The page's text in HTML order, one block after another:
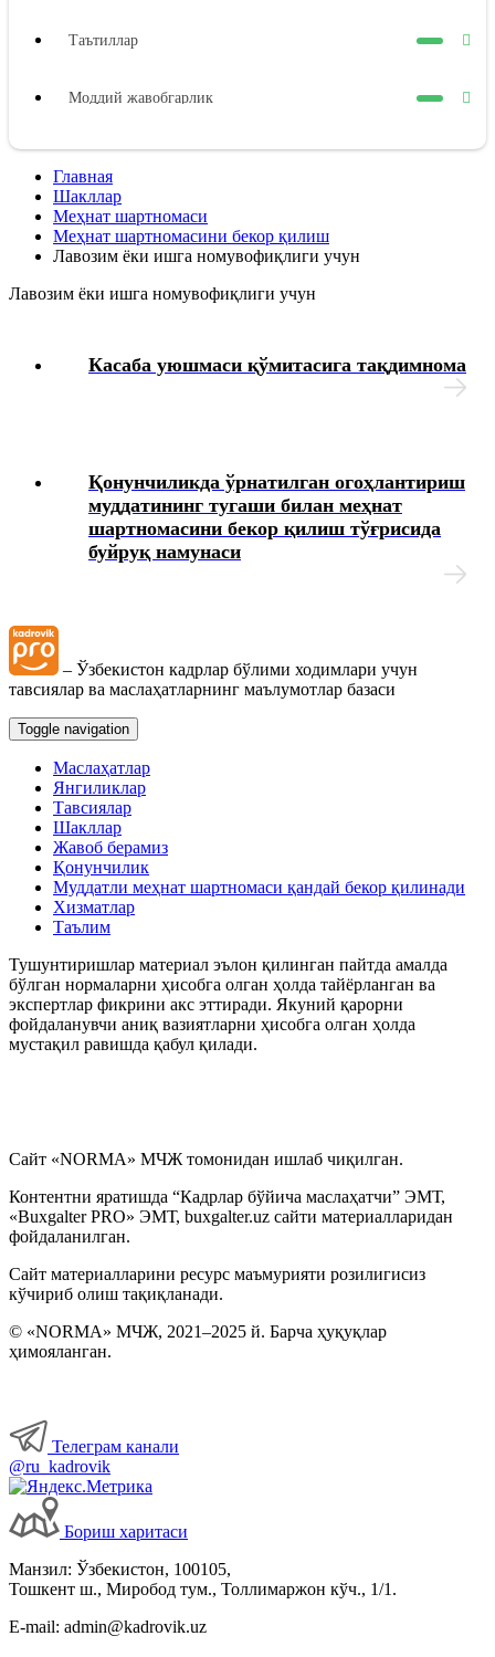
Таътиллар
Моддий жавобгарлик
Ходимнинг моддий жавобгарлиги
Интизомий жазо
Юридик масалалар
Чек-варақлар
Блок-диаграммалар
Главная
Шакллар
Меҳнат шартномаси
Меҳнат шартномасини бекор қилиш
Лавозим ёки ишга номувофиқлиги учун
Лавозим ёки ишга номувофиқлиги учун
Касаба уюшмаси қўмитасига тақдимнома
Қонунчиликда ўрнатилган огоҳлантириш
муддатининг тугаши билан меҳнат
шартномасини бекор қилиш тўғрисида
буйруқ намунаси
– Ўзбекистон кадрлар бўлими ходимлари учун
тавсиялар ва маслаҳатларнинг маълумотлар базаси
Toggle navigation
Маслаҳатлар
Янгиликлар
Тавсиялар
Шакллар
Жавоб берамиз
Қонунчилик
Муддатли меҳнат шартномаси қандай бекор қилинади
Хизматлар
Таълим
Тушунтиришлар материал эълон қилинган пайтда амалда
бўлган нормаларни ҳисобга олган ҳолда тайёрланган ва
экспертлар фикрини акс эттиради. Якуний қарорни
фойдаланувчи аниқ вазиятларни ҳисобга олган ҳолда
мустақил равишда қабул қилади.
Сайт «NORMA» МЧЖ томонидан ишлаб чиқилган.
Контентни яратишда “Кадрлар бўйича маслаҳатчи” ЭМТ,
«Buxgalter PRO» ЭМТ, buxgalter.uz сайти материалларидан
фойдаланилган.
Сайт материалларини ресурс маъмурияти розилигисиз
кўчириб олиш тақиқланади.
© «NORMA» МЧЖ, 2021–2025 й. Барча ҳуқуқлар
ҳимояланган.
Телеграм канали
@ru_kadrovik
Бориш харитаси
Манзил: Ўзбекистон, 100105,
Тошкент ш., Миробод тум., Толлимаржон кўч., 1/1.
E-mail: admin@kadrovik.uz